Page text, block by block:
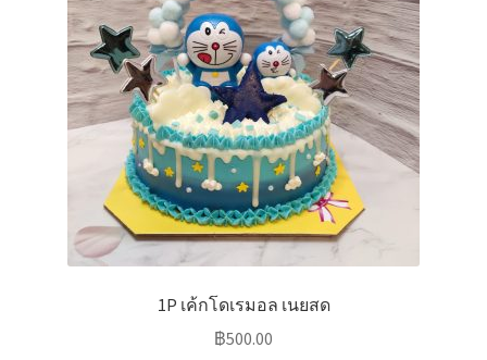
1P เค้กโดเรมอล เนยสด
฿500.00